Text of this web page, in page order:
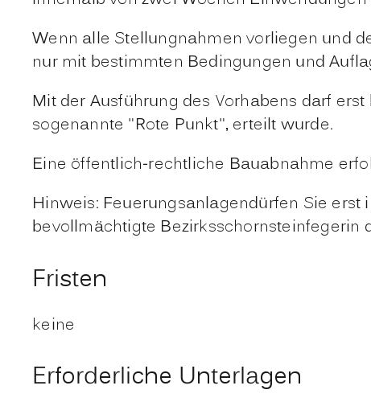
Wenn alle Stellungnahmen vorliegen und
nur mit bestimmten Bedingungen und
Mit der Ausführung des Vorhabens darf
sogenannte "Rote Punkt", erteilt wurde.
Eine öffentlich-rechtliche Bauabnahme
Hinweis: Feuerungsanlagendürfen Sie
bevollmächtigte Bezirksschornsteinfegerin
Fristen
keine
Erforderliche Unterlagen